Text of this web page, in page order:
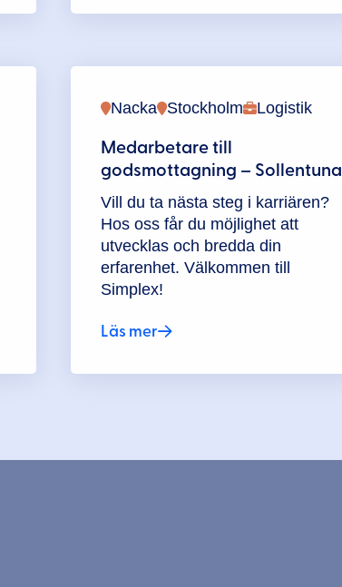
Logistik
Nacka Stockholm
Medarbetare till
godsmottagning – Sollentuna
Vill du ta nästa steg i karriären?
Hos oss får du möjlighet att
utvecklas och bredda din
erfarenhet. Välkommen till
Simplex!
Läs mer